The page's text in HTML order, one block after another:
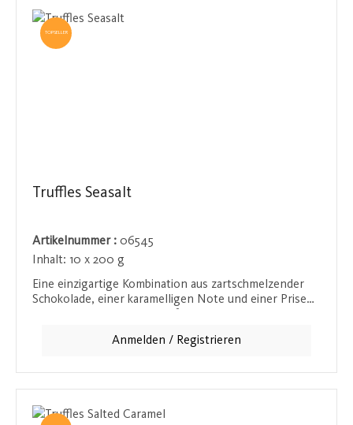
TOPSELLER
Truffles Seasalt
Artikelnummer : 06545
Inhalt: 10 x 200 g
Eine einzigartige Kombination aus zartschmelzender
Schokolade, einer karamelligen Note und einer Prise
reichhaltige Basis, während das Meersalz die Aromen
die auf der Zunge zergeht. Ein Muss für Liebhaber von
süß-salzigen Kreationen.
Anmelden / Registrieren